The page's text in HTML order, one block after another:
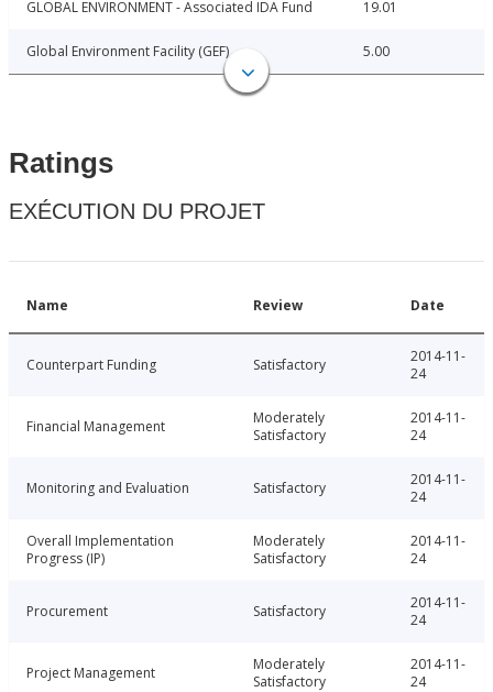
GLOBAL ENVIRONMENT - Associated IDA Fund 19.01
Global Environment Facility (GEF) 5.00
Ratings
EXÉCUTION DU PROJET
Name Review Date
Counterpart Funding Satisfactory
2014-11-
24
Financial Management
Moderately
Satisfactory
2014-11-
24
Monitoring and Evaluation Satisfactory
2014-11-
24
Overall Implementation
Progress (IP)
Moderately
Satisfactory
2014-11-
24
Procurement Satisfactory
2014-11-
24
Project Management
Moderately
Satisfactory
2014-11-
24